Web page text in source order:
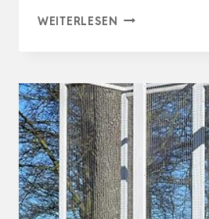
WEITERLESEN YAHEETECH
STÄNDER,
VOGELVOLIERE
MIT
3
HOLZSTANGEN
UND